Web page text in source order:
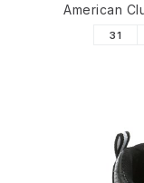
American
31